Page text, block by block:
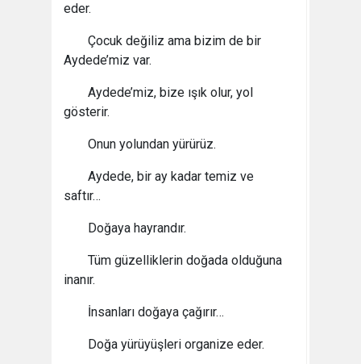
eder.
Çocuk değiliz ama bizim de bir
Aydede’miz var.
Aydede’miz, bize ışık olur, yol
gösterir.
Onun yolundan yürürüz.
Aydede, bir ay kadar temiz ve
saftır…
Doğaya hayrandır.
Tüm güzelliklerin doğada olduğuna
inanır.
İnsanları doğaya çağırır…
Doğa yürüyüşleri organize eder.